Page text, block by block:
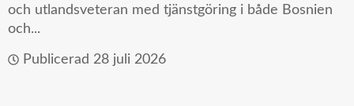
och utlandsveteran med tjänstgöring i både Bosnien
och...
Publicerad 28 juli 2026